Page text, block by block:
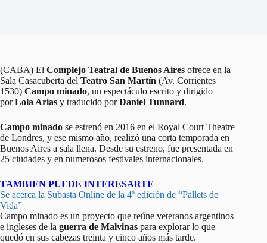
(CABA) El Complejo Teatral de Buenos Aires ofrece en la
Sala Casacuberta del Teatro San Martín (Av. Corrientes
1530) Campo minado, un espectáculo escrito y dirigido
porLola Arias y traducido porDaniel Tunnard.
Campo minado se estrenó en 2016 en el Royal Court Theatre
de Londres, y ese mismo año, realizó una corta temporada en
Buenos Aires a sala llena. Desde su estreno, fue presentada en
25 ciudades y en numerosos festivales internacionales.
TAMBIEN PUEDE INTERESARTE
Se acerca la Subasta Online de la 4º edición de “Pallets de
Vida”
Campo minado es un proyecto que reúne veteranos argentinos
e ingleses de la guerra de Malvinas para explorar lo que
quedó en sus cabezas treinta y cinco años más tarde.